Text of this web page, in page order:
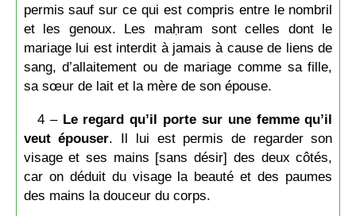
permis sauf sur ce qui est compris entre le nombril
et les genoux. Les maḥram sont celles dont le
mariage lui est interdit à jamais à cause de liens de
sang, d’allaitement ou de mariage comme sa fille,
sa sœur de lait et la mère de son épouse.
4 – Le regard qu’il porte sur une femme qu’il
veut épouser. Il lui est permis de regarder son
visage et ses mains [sans désir] des deux côtés,
car on déduit du visage la beauté et des paumes
des mains la douceur du corps.